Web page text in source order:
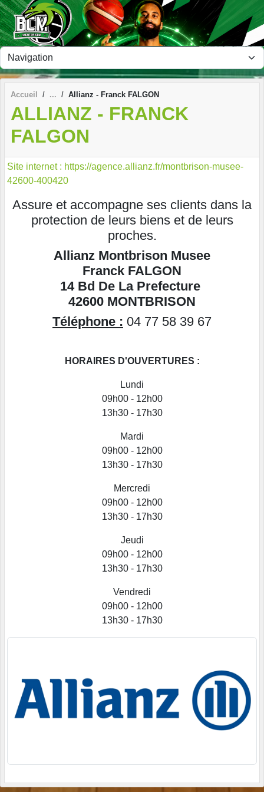
Accueil Allianz - Franck FALGON
ALLIANZ - FRANCK
FALGON
Site internet : https://agence.allianz.fr/montbrison-musee-
42600-400420
Assure et accompagne ses clients dans la
protection de leurs biens et de leurs
proches.
Allianz Montbrison Musee
Franck FALGON
14 Bd De La Prefecture
42600 MONTBRISON
Téléphone : 04 77 58 39 67
HORAIRES D'OUVERTURES :
Lundi
09h00 - 12h00
13h30 - 17h30
Mardi
09h00 - 12h00
13h30 - 17h30
Mercredi
09h00 - 12h00
13h30 - 17h30
Jeudi
09h00 - 12h00
13h30 - 17h30
Vendredi
09h00 - 12h00
13h30 - 17h30
Panneau de gestion des cookies